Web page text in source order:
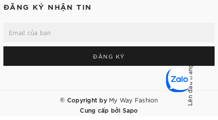
ĐĂNG KÝ NHẬN TIN
ĐĂNG KÝ
© Copyright by My Way Fashion
Cung cấp bởi Sapo
Lên đầu trang